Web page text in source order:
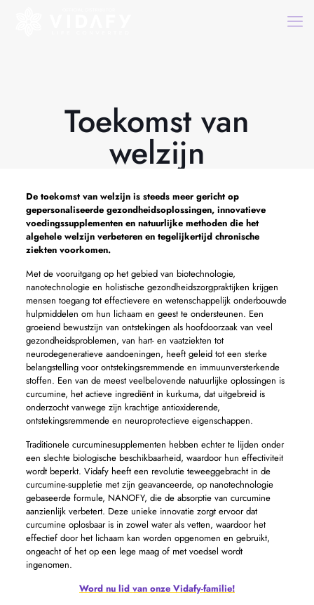
Toekomst van
welzijn
De toekomst van welzijnis steeds meer gericht op
gepersonaliseerde gezondheidsoplossingen, innovatieve
voedingssupplementen en natuurlijke methoden die het
algehele welzijn verbeteren en tegelijkertijd chronische
ziekten voorkomen.
Met de vooruitgang op het gebied van biotechnologie,
nanotechnologie en holistische gezondheidszorgpraktijken krijgen
mensen toegang tot effectievere en wetenschappelijk onderbouwde
hulpmiddelen om hun lichaam en geest te ondersteunen. Een
groeiend bewustzijn van ontstekingen als hoofdoorzaak van veel
gezondheidsproblemen, van hart- en vaatziekten tot
neurodegeneratieve aandoeningen, heeft geleid tot een sterke
belangstelling voor ontstekingsremmende en immuunversterkende
stoffen. Een van de meest veelbelovende natuurlijke oplossingen is
curcumine, het actieve ingrediënt in kurkuma, dat uitgebreid is
onderzocht vanwege zijn krachtige antioxiderende,
ontstekingsremmende en neuroprotectieve eigenschappen.
Traditionele curcuminesupplementen hebben echter te lijden onder
een slechte biologische beschikbaarheid, waardoor hun effectiviteit
wordt beperkt. Vidafy heeft een revolutie teweeggebracht in de
curcumine-suppletie met zijn geavanceerde, op nanotechnologie
gebaseerde formule, NANOFY, die de absorptie van curcumine
aanzienlijk verbetert. Deze unieke innovatie zorgt ervoor dat
curcumine oplosbaar is in zowel water als vetten, waardoor het
effectief door het lichaam kan worden opgenomen en gebruikt,
ongeacht of het op een lege maag of met voedsel wordt
ingenomen.
Word nu lid van onze Vidafy-familie!